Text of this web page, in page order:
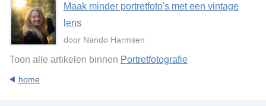
Maak minder portretfoto's met een vintage
lens
door Nando Harmsen
Toon alle artikelen binnen Portretfotografie
home